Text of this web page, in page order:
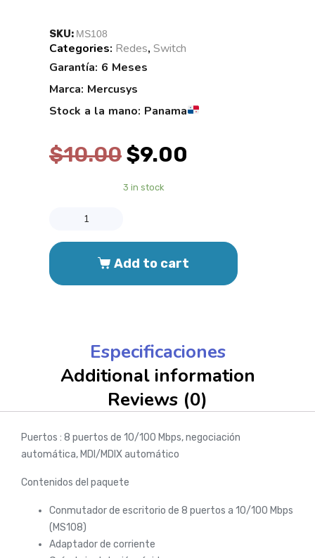
SKU: MS108
Categories: Redes, Switch
Garantía: 6 Meses
Marca: Mercusys
Stock a la mano: Panama
$10.00$9.00
3 in stock
Add to cart
Especificaciones
Additional information
Reviews (0)
Puertos : 8 puertos de 10/100 Mbps, negociación
automática, MDI/MDIX automático
Contenidos del paquete
Conmutador de escritorio de 8 puertos a 10/100 Mbps
(MS108)
Adaptador de corriente